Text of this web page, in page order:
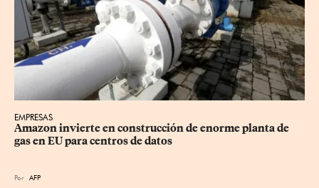
EMPRESAS
Amazon invierte en construcción de enorme planta de
gas en EU para centros de datos
Por AFP